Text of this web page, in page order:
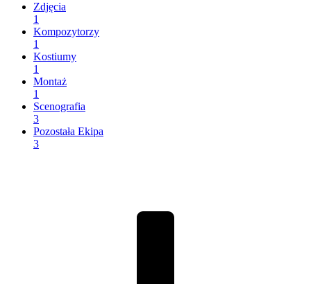
Zdjęcia
1
Kompozytorzy
1
Kostiumy
1
Montaż
1
Scenografia
3
Pozostała Ekipa
3